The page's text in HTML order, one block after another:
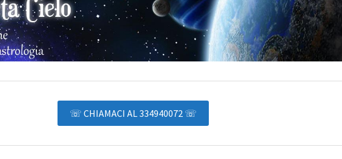
☏ CHIAMACI AL 334940072 ☏